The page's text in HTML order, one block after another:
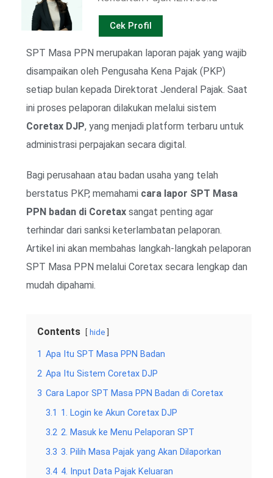
Cek Profil
SPT Masa PPN merupakan laporan pajak yang wajib
disampaikan oleh Pengusaha Kena Pajak (PKP)
setiap bulan kepada Direktorat Jenderal Pajak. Saat
ini proses pelaporan dilakukan melalui sistem
Coretax DJP, yang menjadi platform terbaru untuk
administrasi perpajakan secara digital.
Bagi perusahaan atau badan usaha yang telah
berstatus PKP, memahami cara lapor SPT Masa
PPN badan di Coretax sangat penting agar
terhindar dari sanksi keterlambatan pelaporan.
Artikel ini akan membahas langkah-langkah pelaporan
SPT Masa PPN melalui Coretax secara lengkap dan
mudah dipahami.
Contents hide
1 Apa Itu SPT Masa PPN Badan
2 Apa Itu Sistem Coretax DJP
3 Cara Lapor SPT Masa PPN Badan di Coretax
3.1 1. Login ke Akun Coretax DJP
3.2 2. Masuk ke Menu Pelaporan SPT
3.3 3. Pilih Masa Pajak yang Akan Dilaporkan
3.4 4. Input Data Pajak Keluaran